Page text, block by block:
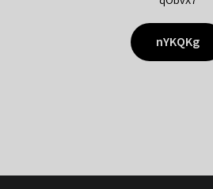
nYKQKg